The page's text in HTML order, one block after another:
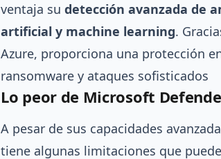
ventaja su detección avanzada de
artificial y machine learning.
Azure, proporciona una protección
ransomware y ataques sofisticados
Lo peor de Microsoft
A pesar de sus capacidades
tiene algunas limitaciones que